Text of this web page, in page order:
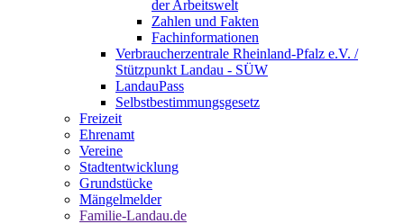
der Arbeitswelt
Zahlen und Fakten
Fachinformationen
Verbraucherzentrale Rheinland-Pfalz e.V. /
Stützpunkt Landau - SÜW
LandauPass
Selbstbestimmungsgesetz
Freizeit
Ehrenamt
Vereine
Stadtentwicklung
Grundstücke
Mängelmelder
Familie-Landau.de